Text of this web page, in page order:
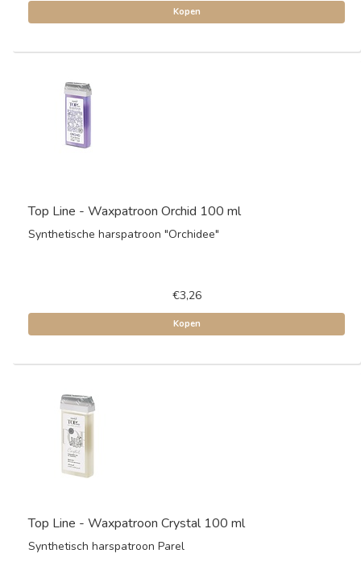
Kopen
Top Line - Waxpatroon Orchid 100 ml
Synthetische harspatroon "Orchidee"
€3,26
Kopen
Top Line - Waxpatroon Crystal 100 ml
Synthetisch harspatroon Parel